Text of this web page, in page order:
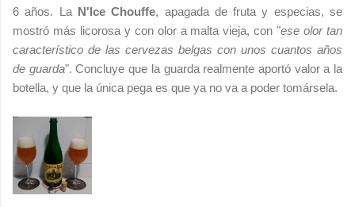
6 años. La N'Ice Chouffe, apagada de fruta y especias, se
mostró más licorosa y con olor a malta vieja, con "ese olor tan
característico de las cervezas belgas con unos cuantos años
de guarda". Concluye que la guarda realmente aportó valor a la
botella, y que la única pega es que ya no va a poder tomársela.